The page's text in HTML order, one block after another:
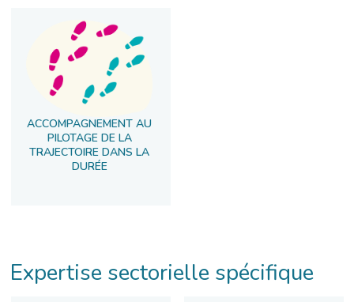
ACCOMPAGNEMENT AU
PILOTAGE DE LA
TRAJECTOIRE DANS LA
DURÉE
Expertise sectorielle spécifique